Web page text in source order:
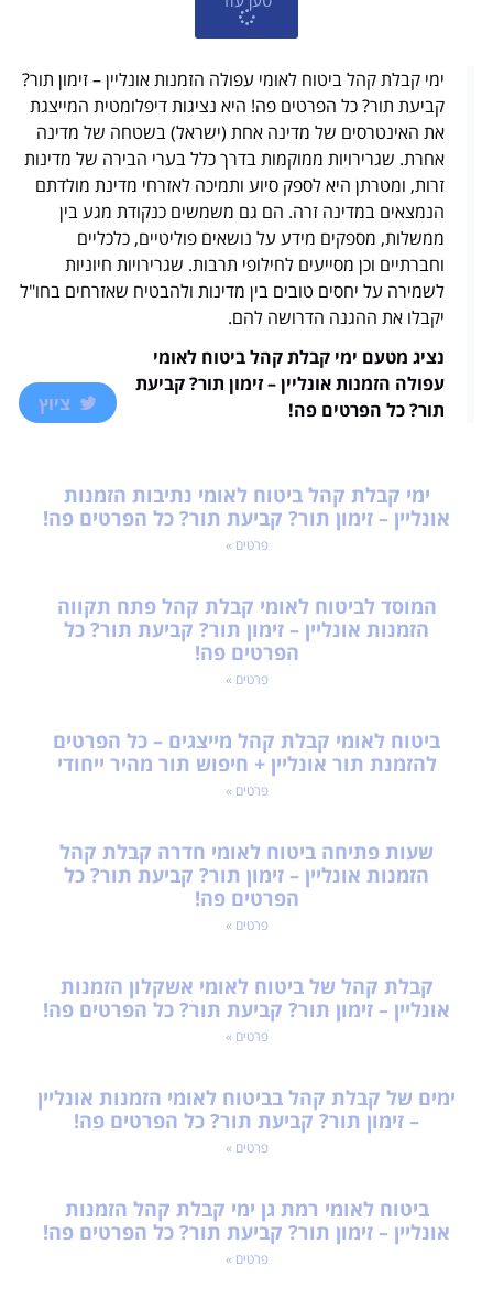
ימי קבלת קהל ביטוח לאומי עפולה הזמנות אונליין – זימון תור?
קביעת תור? כל הפרטים פה! היא נציגות דיפלומטית המייצגת
את האינטרסים של מדינה אחת (ישראל) בשטחה של מדינה
אחרת. שגרירויות ממוקמות בדרך כלל בערי הבירה של מדינות
זרות, ומטרתן היא לספק סיוע ותמיכה לאזרחי מדינת מולדתם
הנמצאים במדינה זרה. הם גם משמשים כנקודת מגע בין
ממשלות, מספקים מידע על נושאים פוליטיים, כלכליים
וחברתיים וכן מסייעים לחילופי תרבות. שגרירויות חיוניות
לשמירה על יחסים טובים בין מדינות ולהבטיח שאזרחים בחו"ל
יקבלו את ההגנה הדרושה להם.
נציג מטעם ימי קבלת קהל ביטוח לאומי
עפולה הזמנות אונליין – זימון תור? קביעת
תור? כל הפרטים פה!
ציוץ
ימי קבלת קהל ביטוח לאומי נתיבות הזמנות
אונליין – זימון תור? קביעת תור? כל הפרטים פה!
פרטים »
המוסד לביטוח לאומי קבלת קהל פתח תקווה
הזמנות אונליין – זימון תור? קביעת תור? כל
הפרטים פה!
פרטים »
ביטוח לאומי קבלת קהל מייצגים – כל הפרטים
להזמנת תור אונליין + חיפוש תור מהיר ייחודי
פרטים »
שעות פתיחה ביטוח לאומי חדרה קבלת קהל
הזמנות אונליין – זימון תור? קביעת תור? כל
הפרטים פה!
פרטים »
קבלת קהל של ביטוח לאומי אשקלון הזמנות
אונליין – זימון תור? קביעת תור? כל הפרטים פה!
פרטים »
ימים של קבלת קהל בביטוח לאומי הזמנות אונליין
– זימון תור? קביעת תור? כל הפרטים פה!
פרטים »
ביטוח לאומי רמת גן ימי קבלת קהל הזמנות
אונליין – זימון תור? קביעת תור? כל הפרטים פה!
פרטים »